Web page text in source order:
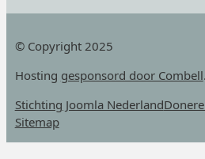
© Copyright 2025
Hosting gesponsord door Combell.
Stichting Joomla Nederland
Sitemap